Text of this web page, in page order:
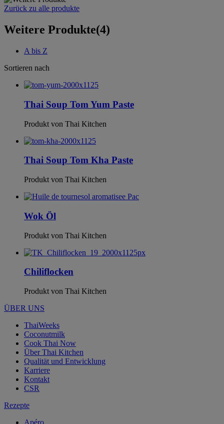
Zurück zu alle produkte
Weitere Produkte(4)
A bis Z
Sortieren nach
Thai Soup Tom Yum Paste
Produkt von Thai Kitchen
Thai Soup Tom Kha Paste
Produkt von Thai Kitchen
Wok Öl
Produkt von Thai Kitchen
Chiliflocken
Produkt von Thai Kitchen
ÜBER UNS
ThaiWeeks
Coconutmilk
Cook Thai Now
Über Thai Kitchen
Qualität und Entwicklung
Karriere
Kontakt
CSR
Rezepte
Apéro